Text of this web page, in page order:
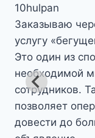
22ma
Данный вид
очень
объявления
Звонков много.
Товар: